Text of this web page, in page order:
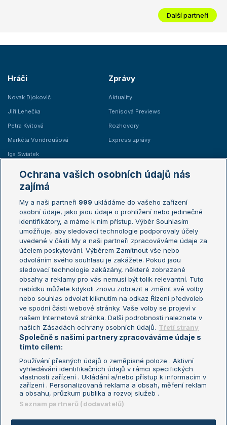
Další partneři
Hráči
Novak Djokovič
Jiří Lehečka
Petra Kvitová
Markéta Vondroušová
Iga Swiatek
Zprávy
Aktuality
Tenisová Previews
Rozhovory
Express zprávy
Žebříčky
Žebříček ATP (muži)
Žebříček WTA (ženy)
Sázkařský žebříček
Australian Open
French Open
Wimbledon
US Open
Turnaj mistrů
Turnaj mistryň
Aktualní trendy
Fotbalové přestupy
Livesport Daily
LS Prague Open
Podmínky užití
Nastavení soukromí
GDPR a žurnalistika
Reklama
Kontakt
Informace o zpracování osobních
údajů
Ochrana vašich osobních údajů nás
zajímá
My a naši partneři 999 ukládáme do vašeho zařízení
osobní údaje, jako jsou údaje o prohlížení nebo jedinečné
identifikátory, a máme k nim přístup. Výběr Souhlasím
umožňuje, aby sledovací technologie podporovaly účely
uvedené v části My a naši partneři zpracováváme údaje za
účelem poskytování. Výběrem Zamítnout vše nebo
odvoláním svého souhlasu je zakážete. Pokud jsou
sledovací technologie zakázány, některé zobrazené
obsahy a reklamy pro vás nemusí být tolik relevantní. Tuto
nabídku můžete kdykoli znovu zobrazit a změnit své volby
nebo souhlas odvolat kliknutím na odkaz Řízení předvoleb
ve spodní části webové stránky. Vaše volby se projeví v
našem Internetová stránka. Další podrobnosti naleznete v
našich Zásadách ochrany osobních údajů. Třetí strany
Společně s našimi partnery zpracováváme údaje s
tímto cílem:
Používání přesných údajů o zeměpisné poloze . Aktivní
vyhledávání identifikačních údajů v rámci specifických
vlastností zařízení . Ukládání a/nebo přístup k informacím v
zařízení . Personalizovaná reklama a obsah, měření reklam
a obsahu, průzkum publika a rozvoj služeb .
Seznam partnerů (dodavatelů)